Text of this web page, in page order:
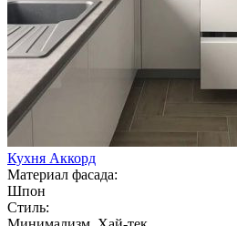
Кухня Аккорд
Материал фасада:
Шпон
Стиль: